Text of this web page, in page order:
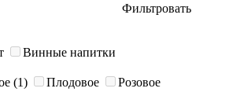
Фильтровать
Винные напитки
(1) Плодовое
Розовое